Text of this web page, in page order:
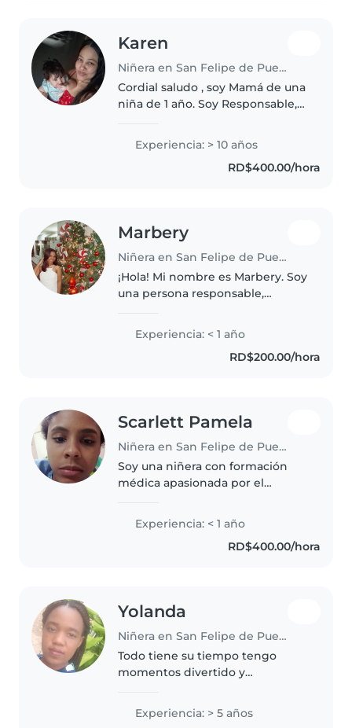
Karen
Niñera en San Felipe de Puerto Plata
Cordial saludo , soy Mamá de una
niña de 1 año. Soy Responsable,
Cuido con amor. Juegos, rutinas
y paseos para bebés 0-2 años.
Experiencia propia. Niñera..
Experiencia: > 10 años
RD$400.00/hora
Marbery
Niñera en San Felipe de Puerto Plata
¡Hola! Mi nombre es Marbery. Soy
una persona responsable,
Me gusta compartir con los
niños, jugar con ellos y
acompañarlos en sus actividades.
Experiencia: < 1 año
RD$200.00/hora
Scarlett Pamela
Niñera en San Felipe de Puerto Plata
Soy una niñera con formación
médica apasionada por el
experiencia con bebés, niños
pequeños y preescolares. Me
encanta leer cuentos y ayudar
Experiencia: < 1 año
RD$400.00/hora
Yolanda
Niñera en San Felipe de Puerto Plata
Todo tiene su tiempo tengo
momentos divertido y
Experiencia: > 5 años